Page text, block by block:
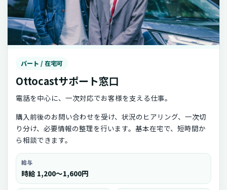
パート / 在宅可
Ottocastサポート窓口
電話を中心に、一次対応でお客様を支える仕事。
購入前後のお問い合わせを受け、状況のヒアリング、一次切
り分け、必要情報の整理を行います。基本在宅で、短時間か
ら相談できます。
給与
時給 1,200〜1,600円